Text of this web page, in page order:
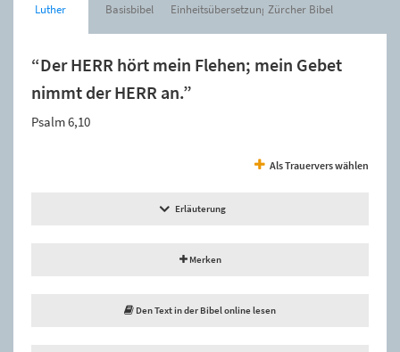
Luther Basisbibel Einheitsübersetzung Zürcher Bibel
“Der HERR hört mein Flehen; mein Gebet
nimmt der HERR an.”
Psalm 6,10
Als Trauervers wählen
Erläuterung
Merken
Den Text in der Bibel online lesen